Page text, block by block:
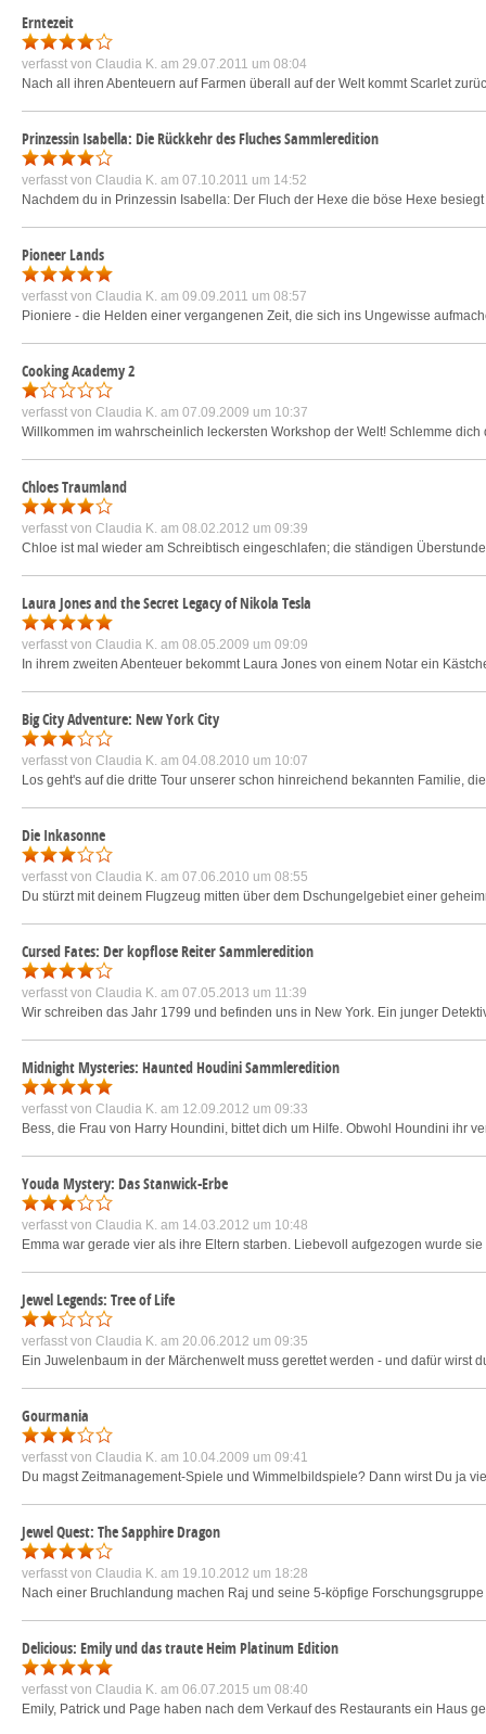
Erntezeit
verfasst von Claudia K. am 29.07.2011 um 08:04
Nach all ihren Abenteuern auf Farmen überall auf der Welt kommt Scarlet
Prinzessin Isabella: Die Rückkehr des Fluches Sammleredition
verfasst von Claudia K. am 07.10.2011 um 14:52
Nachdem du in Prinzessin Isabella: Der Fluch der Hexe die böse Hexe
Pioneer Lands
verfasst von Claudia K. am 09.09.2011 um 08:57
Pioniere - die Helden einer vergangenen Zeit, die sich ins Ungewisse
Cooking Academy 2
verfasst von Claudia K. am 07.09.2009 um 10:37
Willkommen im wahrscheinlich leckersten Workshop der Welt! Schlemme
Chloes Traumland
verfasst von Claudia K. am 08.02.2012 um 09:39
Chloe ist mal wieder am Schreibtisch eingeschlafen; die ständigen
Laura Jones and the Secret Legacy of Nikola Tesla
verfasst von Claudia K. am 08.05.2009 um 09:09
In ihrem zweiten Abenteuer bekommt Laura Jones von einem Notar ein
Big City Adventure: New York City
verfasst von Claudia K. am 04.08.2010 um 10:07
Los geht's auf die dritte Tour unserer schon hinreichend bekannten Familie,
Die Inkasonne
verfasst von Claudia K. am 07.06.2010 um 08:55
Du stürzt mit deinem Flugzeug mitten über dem Dschungelgebiet einer
Cursed Fates: Der kopflose Reiter Sammleredition
verfasst von Claudia K. am 07.05.2013 um 11:39
Wir schreiben das Jahr 1799 und befinden uns in New York. Ein junger
Midnight Mysteries: Haunted Houdini Sammleredition
verfasst von Claudia K. am 12.09.2012 um 09:33
Bess, die Frau von Harry Houndini, bittet dich um Hilfe. Obwohl Houndini ihr
Youda Mystery: Das Stanwick-Erbe
verfasst von Claudia K. am 14.03.2012 um 10:48
Emma war gerade vier als ihre Eltern starben. Liebevoll aufgezogen wurde
Jewel Legends: Tree of Life
verfasst von Claudia K. am 20.06.2012 um 09:35
Ein Juwelenbaum in der Märchenwelt muss gerettet werden - und dafür
Gourmania
verfasst von Claudia K. am 10.04.2009 um 09:41
Du magst Zeitmanagement-Spiele und Wimmelbildspiele? Dann wirst Du ja
Jewel Quest: The Sapphire Dragon
verfasst von Claudia K. am 19.10.2012 um 18:28
Nach einer Bruchlandung machen Raj und seine 5-köpfige
Delicious: Emily und das traute Heim Platinum Edition
verfasst von Claudia K. am 06.07.2015 um 08:40
Emily, Patrick und Page haben nach dem Verkauf des Restaurants ein Haus